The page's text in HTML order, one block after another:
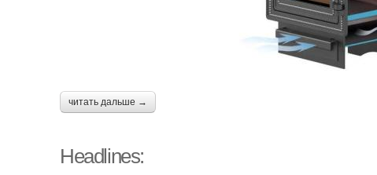
читать дальше →
Headlines: